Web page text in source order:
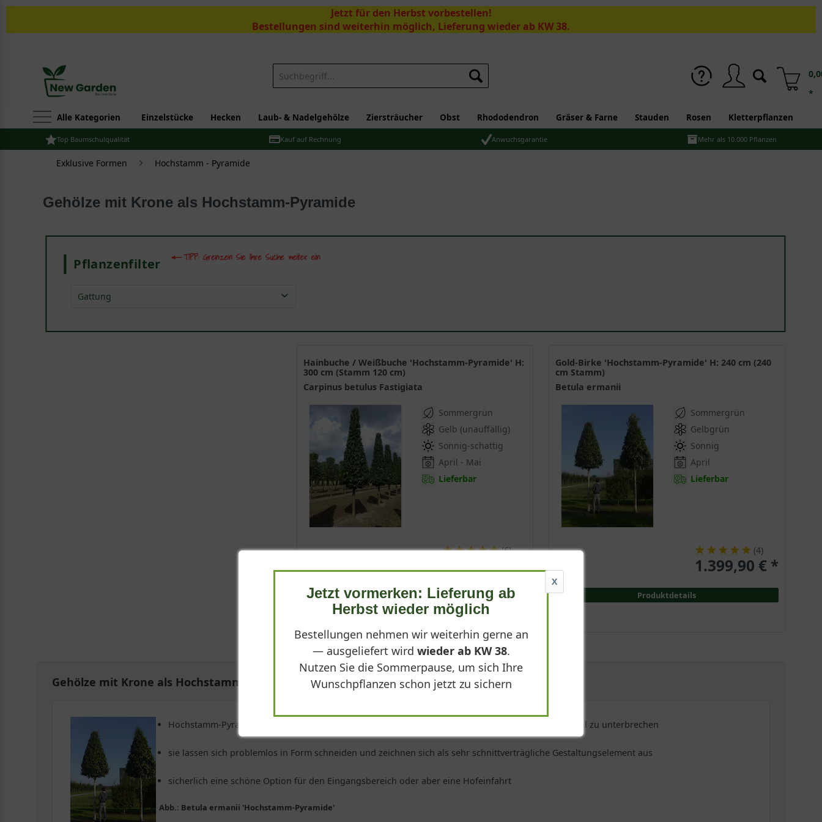
Jetzt für den Herbst vorbestellen!
Bestellungen sind weiterhin möglich, Lieferung wieder ab KW 38.
Suchen
*
Alle Kategorien Einzelstücke Hecken Laub- & Nadelgehölze Ziersträucher Obst Rhododendron Gräser & Farne Stauden Rosen Kletterpflanzen
Top Baumschulqualität Kauf auf Rechnung Anwuchsgarantie Mehr als 10.000 Pflanzen
Exklusive Formen Hochstamm - Pyramide
Gehölze mit Krone als Hochstamm-Pyramide
Pflanzenfilter
Gattung
Gold-Birke 'Hochstamm-Pyramide' H: 240 cm (240
cm Stamm)
Betula ermanii
Sommergrün
Gelbgrün
Sonnig
April
Lieferbar
(4)
1.399,90 € *
Produktdetails
Hainbuche / Weißbuche 'Hochstamm-Pyramide' H:
300 cm (Stamm 120 cm)
Carpinus betulus Fastigiata
Sommergrün
Gelb (unauffällig)
Sonnig-schattig
April - Mai
Lieferbar
(6)
1.274,90 € *
Produktdetails
Gehölze mit Krone als Hochstamm-Pyramide
Hochstamm-Pyramide erlauben dem Gestalter den Garten auch optisch ansprechend und individuell zu unterbrechen
sie lassen sich problemlos in Form schneiden und zeichnen sich als sehr schnittverträgliche Gestaltungselement aus
sicherlich eine schöne Option für den Eingangsbereich oder aber eine Hofeinfahrt
Abb.: Betula ermanii 'Hochstamm-Pyramide'
X
Jetzt vormerken: Lieferung ab
Herbst wieder möglich
Bestellungen nehmen wir weiterhin gerne an
— ausgeliefert wird wieder ab KW 38.
Nutzen Sie die Sommerpause, um sich Ihre
Wunschpflanzen schon jetzt zu sichern